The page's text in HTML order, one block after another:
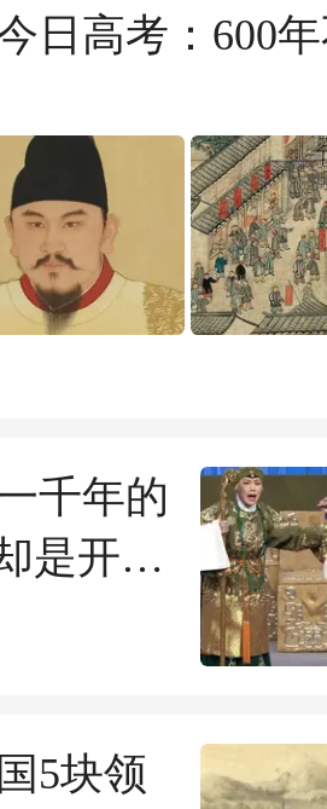
日高考：600
千年的
是开国
5块领